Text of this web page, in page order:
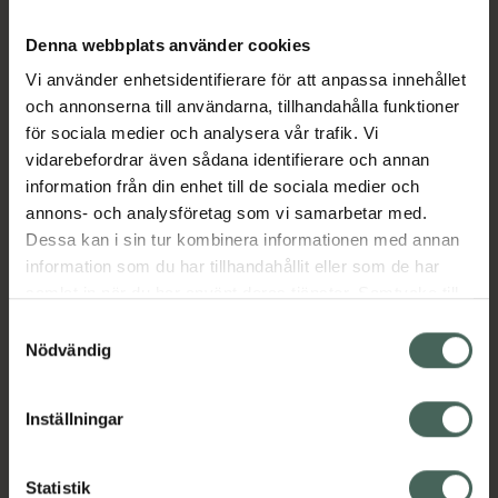
Denna webbplats använder cookies
Vi använder enhetsidentifierare för att anpassa innehållet
och annonserna till användarna, tillhandahålla funktioner
för sociala medier och analysera vår trafik. Vi
vidarebefordrar även sådana identifierare och annan
information från din enhet till de sociala medier och
annons- och analysföretag som vi samarbetar med.
Dessa kan i sin tur kombinera informationen med annan
information som du har tillhandahållit eller som de har
återkalla ditt samtycke via webbplatsens
cookieinställningar. Ett återkallat samtycke påverkar inte
lagligheten av behandling som skett innan återkallelsen.
Nödvändig
Inställningar
Statistik
på proteiner, lipider och budbärarmolekyler
hudbarriären. Detta tillskott innebär att vår
kraftfulla 20% vitamin C är så skonsam som
Acetyl Zingerone
Fördel: Omni-antioxidant och vitamin C-
antioxidant skydd mot miljöstress. Samtidigt
förstärker den specifikt fördelarna med THDA